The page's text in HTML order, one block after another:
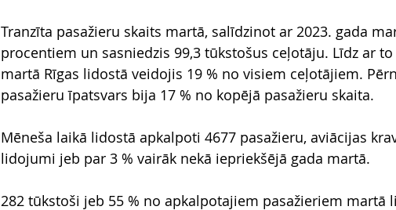
Tranzīta pasažieru skaits martā, salīdzinot ar 2023. gada
procentiem un sasniedzis 99,3 tūkstošus ceļotāju. Līdz ar
martā Rīgas lidostā veidojis 19 % no visiem ceļotājiem.
pasažieru īpatsvars bija 17 % no kopējā pasažieru skaita.
Mēneša laikā lidostā apkalpoti 4677 pasažieru, aviācijas
lidojumi jeb par 3 % vairāk nekā iepriekšējā gada martā.
282 tūkstoši jeb 55 % no apkalpotajiem pasažieriem martā